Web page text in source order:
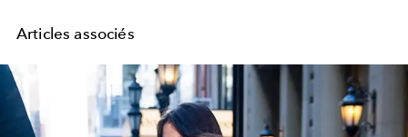
Articles associés